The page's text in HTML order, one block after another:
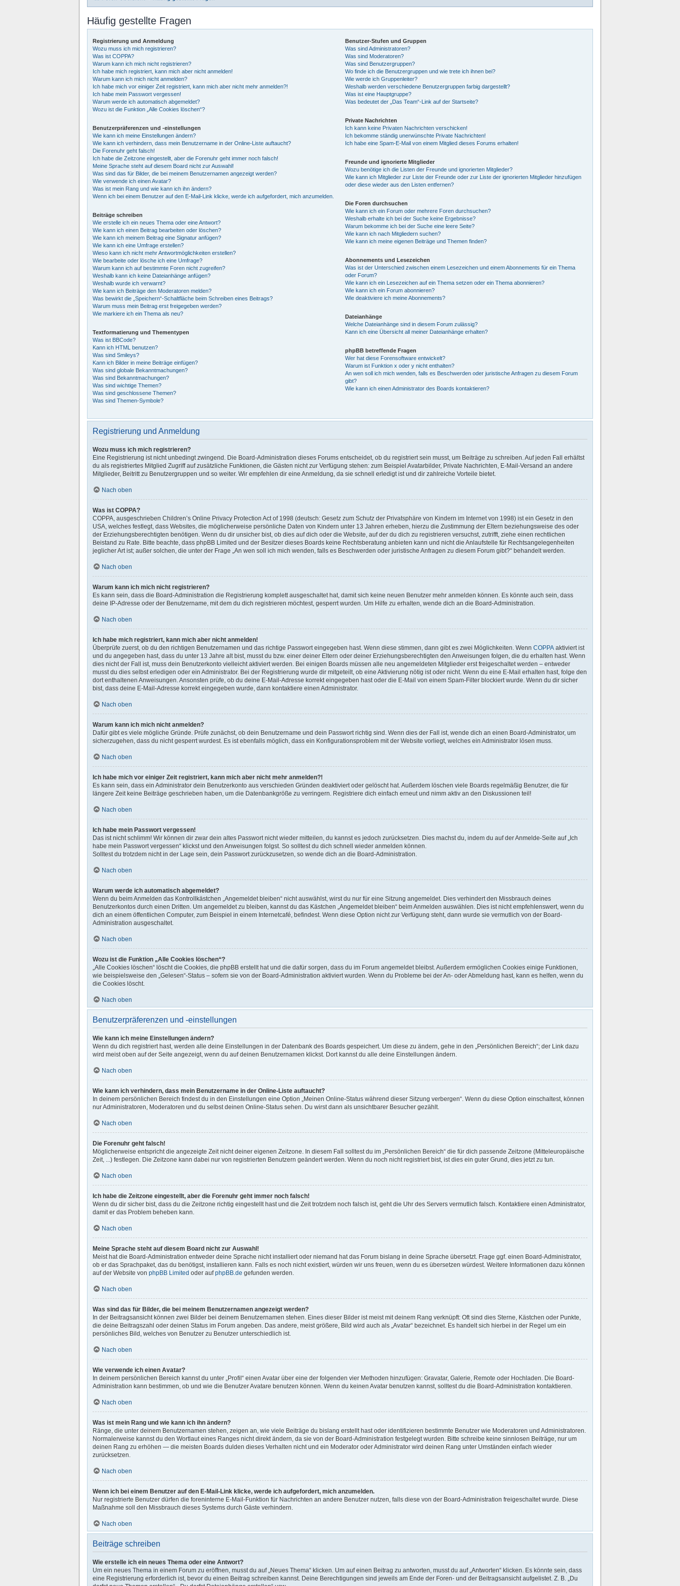
Häufig gestellte Fragen
Registrierung und Anmeldung
Wozu muss ich mich registrieren?
Was ist COPPA?
Warum kann ich mich nicht registrieren?
Ich habe mich registriert, kann mich aber nicht anmelden!
Warum kann ich mich nicht anmelden?
Ich habe mich vor einiger Zeit registriert, kann mich aber nicht mehr anmelden?!
Ich habe mein Passwort vergessen!
Warum werde ich automatisch abgemeldet?
Wozu ist die Funktion „Alle Cookies löschen“?
Benutzerpräferenzen und -einstellungen
Wie kann ich meine Einstellungen ändern?
Wie kann ich verhindern, dass mein Benutzername in der Online-Liste auftaucht?
Die Forenuhr geht falsch!
Ich habe die Zeitzone eingestellt, aber die Forenuhr geht immer noch falsch!
Meine Sprache steht auf diesem Board nicht zur Auswahl!
Was sind das für Bilder, die bei meinem Benutzernamen angezeigt werden?
Wie verwende ich einen Avatar?
Was ist mein Rang und wie kann ich ihn ändern?
Wenn ich bei einem Benutzer auf den E-Mail-Link klicke, werde ich aufgefordert, mich anzumelden.
Beiträge schreiben
Wie erstelle ich ein neues Thema oder eine Antwort?
Wie kann ich einen Beitrag bearbeiten oder löschen?
Wie kann ich meinem Beitrag eine Signatur anfügen?
Wie kann ich eine Umfrage erstellen?
Wieso kann ich nicht mehr Antwortmöglichkeiten erstellen?
Wie bearbeite oder lösche ich eine Umfrage?
Warum kann ich auf bestimmte Foren nicht zugreifen?
Weshalb kann ich keine Dateianhänge anfügen?
Weshalb wurde ich verwarnt?
Wie kann ich Beiträge den Moderatoren melden?
Was bewirkt die „Speichern“-Schaltfläche beim Schreiben eines Beitrags?
Warum muss mein Beitrag erst freigegeben werden?
Wie markiere ich ein Thema als neu?
Textformatierung und Thementypen
Was ist BBCode?
Kann ich HTML benutzen?
Was sind Smileys?
Kann ich Bilder in meine Beiträge einfügen?
Was sind globale Bekanntmachungen?
Was sind Bekanntmachungen?
Was sind wichtige Themen?
Was sind geschlossene Themen?
Was sind Themen-Symbole?
Benutzer-Stufen und Gruppen
Was sind Administratoren?
Was sind Moderatoren?
Was sind Benutzergruppen?
Wo finde ich die Benutzergruppen und wie trete ich ihnen bei?
Wie werde ich Gruppenleiter?
Weshalb werden verschiedene Benutzergruppen farbig dargestellt?
Was ist eine Hauptgruppe?
Was bedeutet der „Das Team“-Link auf der Startseite?
Private Nachrichten
Ich kann keine Privaten Nachrichten verschicken!
Ich bekomme ständig unerwünschte Private Nachrichten!
Ich habe eine Spam-E-Mail von einem Mitglied dieses Forums erhalten!
Freunde und ignorierte Mitglieder
Wozu benötige ich die Listen der Freunde und ignorierten Mitglieder?
Wie kann ich Mitglieder zur Liste der Freunde oder zur Liste der ignorierten Mitglieder hinzufügen
oder diese wieder aus den Listen entfernen?
Die Foren durchsuchen
Wie kann ich ein Forum oder mehrere Foren durchsuchen?
Weshalb erhalte ich bei der Suche keine Ergebnisse?
Warum bekomme ich bei der Suche eine leere Seite?
Wie kann ich nach Mitgliedern suchen?
Wie kann ich meine eigenen Beiträge und Themen finden?
Abonnements und Lesezeichen
Was ist der Unterschied zwischen einem Lesezeichen und einem Abonnements für ein Thema
oder Forum?
Wie kann ich ein Lesezeichen auf ein Thema setzen oder ein Thema abonnieren?
Wie kann ich ein Forum abonnieren?
Wie deaktiviere ich meine Abonnements?
Dateianhänge
Welche Dateianhänge sind in diesem Forum zulässig?
Kann ich eine Übersicht all meiner Dateianhänge erhalten?
phpBB betreffende Fragen
Wer hat diese Forensoftware entwickelt?
Warum ist Funktion x oder y nicht enthalten?
An wen soll ich mich wenden, falls es Beschwerden oder juristische Anfragen zu diesem Forum
gibt?
Wie kann ich einen Administrator des Boards kontaktieren?
Registrierung und Anmeldung
Wozu muss ich mich registrieren?
Eine Registrierung ist nicht unbedingt zwingend. Die Board-Administration dieses Forums entscheidet, ob du registriert sein musst, um Beiträge zu schreiben. Auf jeden Fall erhältst
du als registriertes Mitglied Zugriff auf zusätzliche Funktionen, die Gästen nicht zur Verfügung stehen: zum Beispiel Avatarbilder, Private Nachrichten, E-Mail-Versand an andere
Mitglieder, Beitritt zu Benutzergruppen und so weiter. Wir empfehlen dir eine Anmeldung, da sie schnell erledigt ist und dir zahlreiche Vorteile bietet.
Nach oben
Was ist COPPA?
COPPA, ausgeschrieben Children’s Online Privacy Protection Act of 1998 (deutsch: Gesetz zum Schutz der Privatsphäre von Kindern im Internet von 1998) ist ein Gesetz in den
USA, welches festlegt, dass Websites, die möglicherweise persönliche Daten von Kindern unter 13 Jahren erheben, hierzu die Zustimmung der Eltern beziehungsweise des oder
der Erziehungsberechtigten benötigen. Wenn du dir unsicher bist, ob dies auf dich oder die Website, auf der du dich zu registrieren versuchst, zutrifft, ziehe einen rechtlichen
Beistand zu Rate. Bitte beachte, dass phpBB Limited und der Besitzer dieses Boards keine Rechtsberatung anbieten kann und nicht die Anlaufstelle für Rechtsangelegenheiten
jeglicher Art ist; außer solchen, die unter der Frage „An wen soll ich mich wenden, falls es Beschwerden oder juristische Anfragen zu diesem Forum gibt?“ behandelt werden.
Nach oben
Warum kann ich mich nicht registrieren?
Es kann sein, dass die Board-Administration die Registrierung komplett ausgeschaltet hat, damit sich keine neuen Benutzer mehr anmelden können. Es könnte auch sein, dass
deine IP-Adresse oder der Benutzername, mit dem du dich registrieren möchtest, gesperrt wurden. Um Hilfe zu erhalten, wende dich an die Board-Administration.
Nach oben
Ich habe mich registriert, kann mich aber nicht anmelden!
Überprüfe zuerst, ob du den richtigen Benutzernamen und das richtige Passwort eingegeben hast. Wenn diese stimmen, dann gibt es zwei Möglichkeiten. Wenn COPPA aktiviert ist
und du angegeben hast, dass du unter 13 Jahre alt bist, musst du bzw. einer deiner Eltern oder deiner Erziehungsberechtigten den Anweisungen folgen, die du erhalten hast. Wenn
dies nicht der Fall ist, muss dein Benutzerkonto vielleicht aktiviert werden. Bei einigen Boards müssen alle neu angemeldeten Mitglieder erst freigeschaltet werden – entweder
musst du dies selbst erledigen oder ein Administrator. Bei der Registrierung wurde dir mitgeteilt, ob eine Aktivierung nötig ist oder nicht. Wenn du eine E-Mail erhalten hast, folge den
dort enthaltenen Anweisungen. Ansonsten prüfe, ob du deine E-Mail-Adresse korrekt eingegeben hast oder die E-Mail von einem Spam-Filter blockiert wurde. Wenn du dir sicher
bist, dass deine E-Mail-Adresse korrekt eingegeben wurde, dann kontaktiere einen Administrator.
Nach oben
Warum kann ich mich nicht anmelden?
Dafür gibt es viele mögliche Gründe. Prüfe zunächst, ob dein Benutzername und dein Passwort richtig sind. Wenn dies der Fall ist, wende dich an einen Board-Administrator, um
sicherzugehen, dass du nicht gesperrt wurdest. Es ist ebenfalls möglich, dass ein Konfigurationsproblem mit der Website vorliegt, welches ein Administrator lösen muss.
Nach oben
Ich habe mich vor einiger Zeit registriert, kann mich aber nicht mehr anmelden?!
Es kann sein, dass ein Administrator dein Benutzerkonto aus verschieden Gründen deaktiviert oder gelöscht hat. Außerdem löschen viele Boards regelmäßig Benutzer, die für
längere Zeit keine Beiträge geschrieben haben, um die Datenbankgröße zu verringern. Registriere dich einfach erneut und nimm aktiv an den Diskussionen teil!
Nach oben
Ich habe mein Passwort vergessen!
Das ist nicht schlimm! Wir können dir zwar dein altes Passwort nicht wieder mitteilen, du kannst es jedoch zurücksetzen. Dies machst du, indem du auf der Anmelde-Seite auf „Ich
habe mein Passwort vergessen“ klickst und den Anweisungen folgst. So solltest du dich schnell wieder anmelden können.
Solltest du trotzdem nicht in der Lage sein, dein Passwort zurückzusetzen, so wende dich an die Board-Administration.
Nach oben
Warum werde ich automatisch abgemeldet?
Wenn du beim Anmelden das Kontrollkästchen „Angemeldet bleiben“ nicht auswählst, wirst du nur für eine Sitzung angemeldet. Dies verhindert den Missbrauch deines
Benutzerkontos durch einen Dritten. Um angemeldet zu bleiben, kannst du das Kästchen „Angemeldet bleiben“ beim Anmelden auswählen. Dies ist nicht empfehlenswert, wenn du
dich an einem öffentlichen Computer, zum Beispiel in einem Internetcafé, befindest. Wenn diese Option nicht zur Verfügung steht, dann wurde sie vermutlich von der Board-
Administration ausgeschaltet.
Nach oben
Wozu ist die Funktion „Alle Cookies löschen“?
„Alle Cookies löschen“ löscht die Cookies, die phpBB erstellt hat und die dafür sorgen, dass du im Forum angemeldet bleibst. Außerdem ermöglichen Cookies einige Funktionen,
wie beispielsweise den „Gelesen“-Status – sofern sie von der Board-Administration aktiviert wurden. Wenn du Probleme bei der An- oder Abmeldung hast, kann es helfen, wenn du
die Cookies löscht.
Nach oben
Benutzerpräferenzen und -einstellungen
Wie kann ich meine Einstellungen ändern?
Wenn du dich registriert hast, werden alle deine Einstellungen in der Datenbank des Boards gespeichert. Um diese zu ändern, gehe in den „Persönlichen Bereich“; der Link dazu
wird meist oben auf der Seite angezeigt, wenn du auf deinen Benutzernamen klickst. Dort kannst du alle deine Einstellungen ändern.
Nach oben
Wie kann ich verhindern, dass mein Benutzername in der Online-Liste auftaucht?
In deinem persönlichen Bereich findest du in den Einstellungen eine Option „Meinen Online-Status während dieser Sitzung verbergen“. Wenn du diese Option einschaltest, können
nur Administratoren, Moderatoren und du selbst deinen Online-Status sehen. Du wirst dann als unsichtbarer Besucher gezählt.
Nach oben
Die Forenuhr geht falsch!
Möglicherweise entspricht die angezeigte Zeit nicht deiner eigenen Zeitzone. In diesem Fall solltest du im „Persönlichen Bereich“ die für dich passende Zeitzone (Mitteleuropäische
Zeit, ...) festlegen. Die Zeitzone kann dabei nur von registrierten Benutzern geändert werden. Wenn du noch nicht registriert bist, ist dies ein guter Grund, dies jetzt zu tun.
Nach oben
Ich habe die Zeitzone eingestellt, aber die Forenuhr geht immer noch falsch!
Wenn du dir sicher bist, dass du die Zeitzone richtig eingestellt hast und die Zeit trotzdem noch falsch ist, geht die Uhr des Servers vermutlich falsch. Kontaktiere einen Administrator,
damit er das Problem beheben kann.
Nach oben
Meine Sprache steht auf diesem Board nicht zur Auswahl!
Meist hat die Board-Administration entweder deine Sprache nicht installiert oder niemand hat das Forum bislang in deine Sprache übersetzt. Frage ggf. einen Board-Administrator,
ob er das Sprachpaket, das du benötigst, installieren kann. Falls es noch nicht existiert, würden wir uns freuen, wenn du es übersetzen würdest. Weitere Informationen dazu können
auf der Website von phpBB Limited oder aufphpBB.de gefunden werden.
Nach oben
Was sind das für Bilder, die bei meinem Benutzernamen angezeigt werden?
In der Beitragsansicht können zwei Bilder bei deinem Benutzernamen stehen. Eines dieser Bilder ist meist mit deinem Rang verknüpft: Oft sind dies Sterne, Kästchen oder Punkte,
die deine Beitragszahl oder deinen Status im Forum angeben. Das andere, meist größere, Bild wird auch als „Avatar“ bezeichnet. Es handelt sich hierbei in der Regel um ein
persönliches Bild, welches von Benutzer zu Benutzer unterschiedlich ist.
Nach oben
Wie verwende ich einen Avatar?
In deinem persönlichen Bereich kannst du unter „Profil“ einen Avatar über eine der folgenden vier Methoden hinzufügen: Gravatar, Galerie, Remote oder Hochladen. Die Board-
Administration kann bestimmen, ob und wie die Benutzer Avatare benutzen können. Wenn du keinen Avatar benutzen kannst, solltest du die Board-Administration kontaktieren.
Nach oben
Was ist mein Rang und wie kann ich ihn ändern?
Ränge, die unter deinem Benutzernamen stehen, zeigen an, wie viele Beiträge du bislang erstellt hast oder identifizieren bestimmte Benutzer wie Moderatoren und Administratoren.
Normalerweise kannst du den Wortlaut eines Ranges nicht direkt ändern, da sie von der Board-Administration festgelegt wurden. Bitte schreibe keine sinnlosen Beiträge, nur um
deinen Rang zu erhöhen — die meisten Boards dulden dieses Verhalten nicht und ein Moderator oder Administrator wird deinen Rang unter Umständen einfach wieder
zurücksetzen.
Nach oben
Wenn ich bei einem Benutzer auf den E-Mail-Link klicke, werde ich aufgefordert, mich anzumelden.
Nur registrierte Benutzer dürfen die foreninterne E-Mail-Funktion für Nachrichten an andere Benutzer nutzen, falls diese von der Board-Administration freigeschaltet wurde. Diese
Maßnahme soll den Missbrauch dieses Systems durch Gäste verhindern.
Nach oben
Beiträge schreiben
Wie erstelle ich ein neues Thema oder eine Antwort?
Um ein neues Thema in einem Forum zu eröffnen, musst du auf „Neues Thema“ klicken. Um auf einen Beitrag zu antworten, musst du auf „Antworten“ klicken. Es könnte sein, dass
eine Registrierung erforderlich ist, bevor du einen Beitrag schreiben kannst. Deine Berechtigungen sind jeweils am Ende der Foren- und der Beitragsansicht aufgelistet. Z. B. „Du